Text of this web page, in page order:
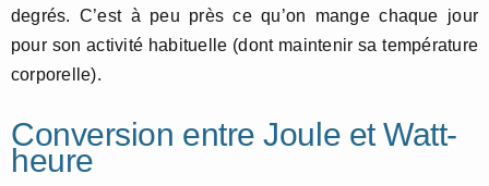
degrés. C’est à peu près ce qu’on mange chaque jour
pour son activité habituelle (dont maintenir sa température
corporelle).
Conversion entre Joule et Watt-
heure